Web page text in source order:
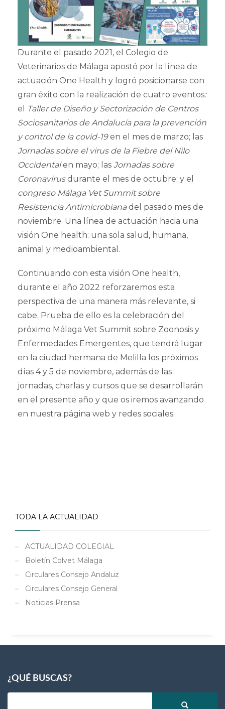
Durante el pasado 2021, el Colegio de
Veterinarios de Málaga apostó por la línea de
actuación One Health y logró posicionarse con
gran éxito con la realización de cuatro eventos:
el
Taller de Diseño y Sectorización de Centros
Sociosanitarios de Andalucía para la prevención
y control de la covid-19en el mes de marzo; las
Jornadas sobre el virus de la Fiebre del Nilo
Occidentalen mayo; las Jornadas sobre
Coronavirusdurante el mes de octubre; y el
congreso Málaga Vet Summit sobre
Resistencia Antimicrobianadel pasado mes de
noviembre. Una línea de actuación hacia una
visión One health: una sola salud, humana,
animal y medioambiental.
Continuando con esta visión One health,
durante el año 2022 reforzaremos esta
perspectiva de una manera más relevante, si
cabe. Prueba de ello es la celebración del
próximo Málaga Vet Summit sobre Zoonosis y
Enfermedades Emergentes, que tendrá lugar
en la ciudad hermana de Melilla los próximos
días 4 y 5 de noviembre, además de las
jornadas, charlas y cursos que se desarrollarán
en el presente año y que os iremos avanzando
en nuestra página web y redes sociales.
TODA LA ACTUALIDAD
ACTUALIDAD COLEGIAL
Boletín Colvet Málaga
Circulares Consejo Andaluz
Circulares Consejo General
Noticias Prensa
¿QUÉ BUSCAS?